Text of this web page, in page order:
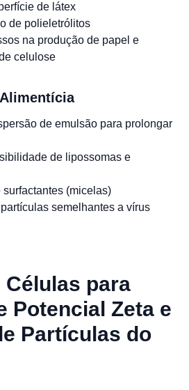
de látex
de polieletrólitos
na produção de papel e
celulose
de emulsão para prolongar
de lipossomas e
(micelas)
semelhantes a vírus
Células para
Potencial Zeta e
Partículas do